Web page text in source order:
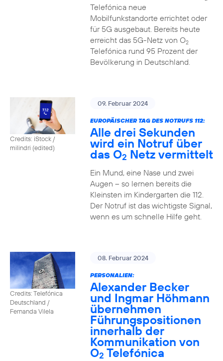
Telefónica neue
Mobilfunkstandorte errichtet oder
für 5G ausgebaut. Bereits heute
erreicht das 5G-Netz von O2
Telefónica rund 95 Prozent der
Bevölkerung in Deutschland.
Credits: iStock /
milindri (edited)
09. Februar 2024
EUROPÄISCHER TAG DES NOTRUFS 112:
Alle drei Sekunden
wird ein Notruf über
das O2 Netz vermittelt
Ein Mund, eine Nase und zwei
Augen – so lernen bereits die
Kleinsten im Kindergarten die 112.
Der Notruf ist das wichtigste Signal,
wenn es um schnelle Hilfe geht.
Credits: Telefónica
Deutschland /
Fernanda Vilela
08. Februar 2024
PERSONALIEN:
Alexander Becker
und Ingmar Höhmann
übernehmen
Führungspositionen
innerhalb der
Kommunikation von
O2 Telefónica